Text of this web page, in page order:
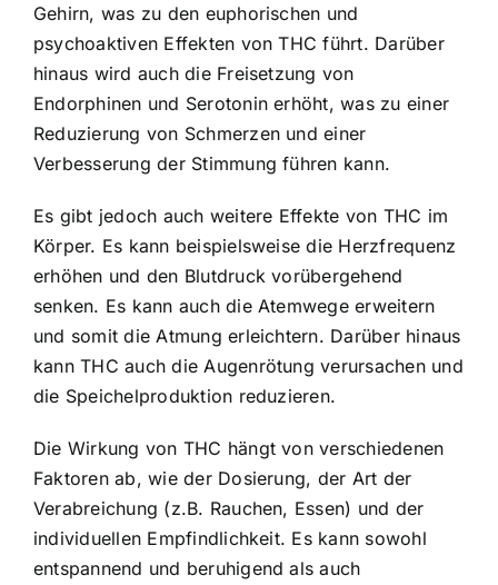
Gehirn, was zu den euphorischen und
psychoaktiven Effekten von THC führt. Darüber
hinaus wird auch die Freisetzung von
Endorphinen und Serotonin erhöht, was zu einer
Reduzierung von Schmerzen und einer
Verbesserung der Stimmung führen kann.
Es gibt jedoch auch weitere Effekte von THC im
Körper. Es kann beispielsweise die Herzfrequenz
erhöhen und den Blutdruck vorübergehend
senken. Es kann auch die Atemwege erweitern
und somit die Atmung erleichtern. Darüber hinaus
kann THC auch die Augenrötung verursachen und
die Speichelproduktion reduzieren.
Die Wirkung von THC hängt von verschiedenen
Faktoren ab, wie der Dosierung, der Art der
Verabreichung (z.B. Rauchen, Essen) und der
individuellen Empfindlichkeit. Es kann sowohl
entspannend und beruhigend als auch